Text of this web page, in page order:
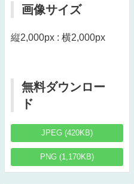
画像サイズ
縦2,000px : 横2,000px
無料ダウンロー
ド
JPEG (420KB)
PNG (1,170KB)